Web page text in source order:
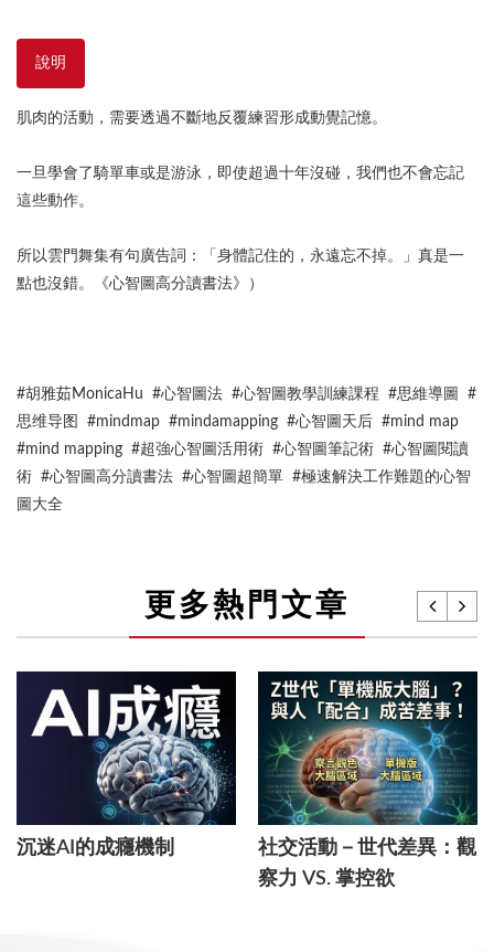
說明
肌肉的活動，需要透過不斷地反覆練習形成動覺記憶。
一旦學會了騎單車或是游泳，即使超過十年沒碰，我們也不會忘記
這些動作。
所以雲門舞集有句廣告詞：「身體記住的，永遠忘不掉。」真是一
點也沒錯。《心智圖高分讀書法》）
#胡雅茹MonicaHu #心智圖法 #心智圖教學訓練課程 #思維導圖 #
思维导图 #mindmap #mindamapping #心智圖天后 #mind map
#mind mapping #超強心智圖活用術 #心智圖筆記術 #心智圖閱讀
術 #心智圖高分讀書法 #心智圖超簡單 #極速解決工作難題的心智
圖大全
更多熱門文章
沉迷AI的成癮機制
社交活動－世代差異：觀
察力 VS. 掌控欲